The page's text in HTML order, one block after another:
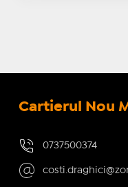
Cartierul Nou
0737500374